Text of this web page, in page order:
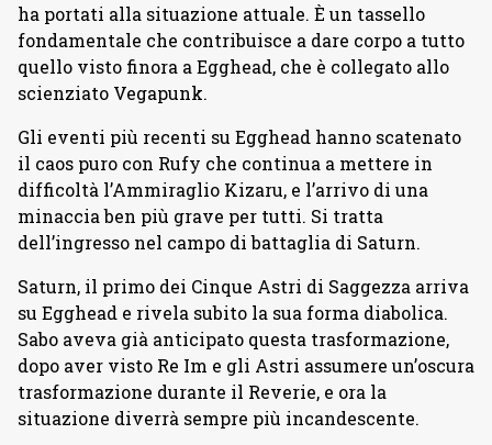
ha portati alla situazione attuale. È un tassello
fondamentale che contribuisce a dare corpo a tutto
quello visto finora a Egghead, che è collegato allo
scienziato Vegapunk.
Gli eventi più recenti su Egghead hanno scatenato
il caos puro con Rufy che continua a mettere in
difficoltà l’Ammiraglio Kizaru, e l’arrivo di una
minaccia ben più grave per tutti. Si tratta
dell’ingresso nel campo di battaglia di Saturn.
Saturn, il primo dei Cinque Astri di Saggezza arriva
su Egghead e rivela subito la sua forma diabolica.
Sabo aveva già anticipato questa trasformazione,
dopo aver visto Re Im e gli Astri assumere un’oscura
trasformazione durante il Reverie, e ora la
situazione diverrà sempre più incandescente.